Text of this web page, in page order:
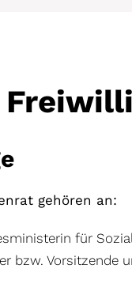
gehören an:
für
bzw. Vorsitzende